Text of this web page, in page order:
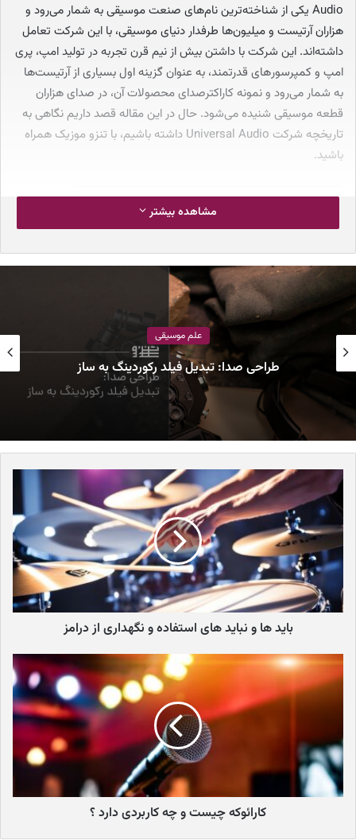
Audio یکی از شناخته‌ترین نام‌های صنعت موسیقی به شمار می‌رود و
هزاران آرتیست و میلیون‌ها طرفدار دنیای موسیقی، با این شرکت تعامل
داشته‌اند. این شرکت با داشتن بیش از نیم قرن تجربه در تولید امپ، پری
امپ و کمپرسور‌های قدرتمند، به عنوان گزینه اول بسیاری از آرتیست‌ها
به شمار می‌رود و نمونه کاراکترصدای محصولات آن، در صدای هزاران
قطعه موسیقی شنیده می‌شود. حال در این مقاله قصد داریم نگاهی به
تاریخچه شرکت Universal Audio داشته باشیم، با تنزو موزیک همراه
باشید.
جدول محتوا
شروع کار شرکت Universal Audio
بازگشت Universal Audio
فعالیت‌های Universal Audio در تجهیزات موسیقی
شایعات درباره خرید توسط ویوندی
شروع کار شرکت Universal Audio
با این که موسسین این شرکت در طی جنگ جهانی دوم، فعالیت‌های
محدودی در شیکاگو امریکا داشتند و چند مغازه کوچک در این شهر،
توسط تجهیزات این شرکت تامین می‌شد. البته اگر بخواهیم روایت
درستی از تاریخ داشته باشیم، شرکت Universal Audio در سال ۱۹۵۸
محدود بود و تنها سود این مجموعه از فروش این دو محصول تامین
می‌شد.
در این دوره، Putnam با تاسیس استودیوی آهنگسازی مجهزی در لس
آنجلس امریکا، اولین لیبل این شرکت تحت عنوان United Recording
Corporation را تاسیس کرد که نام آن درسال ۱۹۶۱ Studio Electronics
تغییر پیدا کرد. در ادامهبرند Universal Audio
نیز به زیرشاخه‌ای از
شد.
پیدایش United Recording
Electronics Industries
شرکت UREI حاصل خرید کمپانی Teletronix توسط Studio
مشاهده بیشتر
علم موسیقی
طراحی صدا: تبدیل فیلد رکوردینگ به ساز
باید ها و نباید های استفاده و نگهداری از درامز
کارائوکه چیست و چه کاربردی دارد ؟